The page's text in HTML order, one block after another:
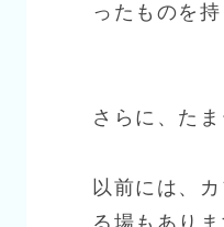
ったものを
さらに、た
以前には、
る場もありま